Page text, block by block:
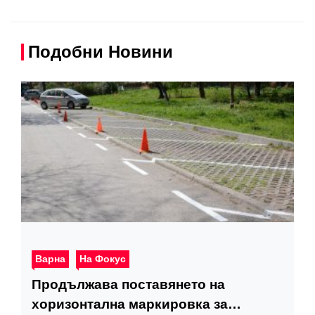
Подобни Новини
Варна На Фокус
Продължава поставянето на
хоризонтална маркировка за